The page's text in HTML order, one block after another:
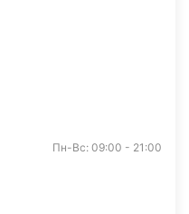
Пн-Вс: 09:00 - 21:00